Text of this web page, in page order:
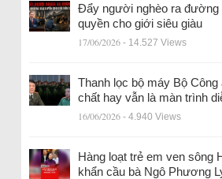
Đẩy người nghèo ra đường
quyền cho giới siêu giàu
17/06/2026 - 14.527 Views
Thanh lọc bộ máy Bộ Công
chất hay vẫn là màn trình
16/06/2026 - 4.940 Views
Hàng loạt trẻ em ven sông
khẩn cầu bà Ngô Phương